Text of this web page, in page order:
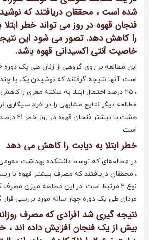
شده است ، محققان دریافتند که
فنجان قهوه در روز می تواند خطر
را کاهش دهد. تصور می شود این
خاصیت آنتی اکسیدانی قهوه باشد.
است. آنها نتیجه گرفتند که نوشیدن یک یا چند
، 25 درصد احتمال ابتلا به سکته مغزی را
مطالعه دیگر نتایج مشابهی را در افراد سیگاری
هشت یا بیشتر
است.
خطر ابتلا به دیابت را کاهش می دهد
در مطالعه‌ای که توسط دانشکده بهداشت عمومی
، محققان دریافتند که مصرف بیشتر قهوه با
نوع 2 مرتبط است. در این مطالعه میزان
مردان طی یک دوره چهار ساله مورد بررسی قرار
نتیجه گیری شد افرادی که مصرف
بیش از یک فنجان افزایش داده اند ،